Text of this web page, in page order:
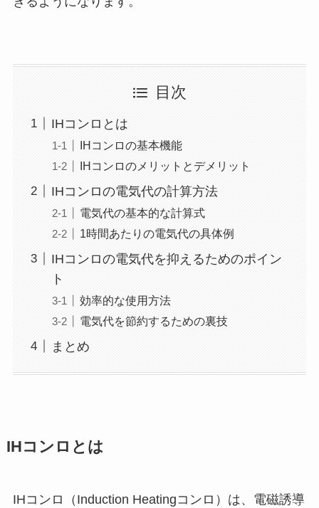
目次
IHコンロとは
IHコンロの基本機能
IHコンロのメリットとデメリット
IHコンロの電気代の計算方法
電気代の基本的な計算式
1時間あたりの電気代の具体例
IHコンロの電気代を抑えるためのポイン
ト
効率的な使用方法
電気代を節約するための裏技
まとめ
IHコンロとは
IHコンロ（Induction Heatingコンロ）は、電磁誘導